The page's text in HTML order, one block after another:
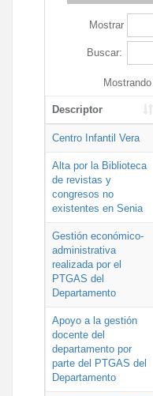
Mostrar
Buscar:
Descriptor
Centro Infantil Vera
Alta por la Biblioteca
de revistas y
congresos no
existentes en Senia
Gestión económico-
administrativa
realizada por el
PTGAS del
Departamento
Apoyo a la gestión
docente del
departamento por
parte del PTGAS del
Departamento